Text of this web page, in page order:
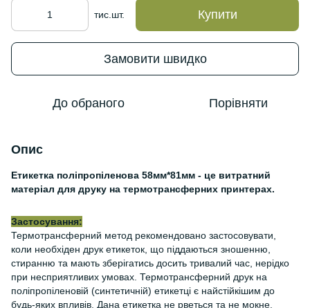
тис.шт. Купити
Замовити швидко
До обраного Порівняти
Опис
Етикетка поліпропіленова 58мм*81мм - це витратний
матеріал для друку на термотрансферних принтерах.
Застосування:
Термотрансферний метод рекомендовано застосовувати,
коли необхіден друк етикеток, що піддаються зношенню,
стиранню та мають зберігатись досить тривалий час, нерідко
при несприятливих умовах. Термотрансферний друк на
поліпропіленовій (синтетичній) етикетці є найстійкішим до
будь-яких впливів. Дана етикетка не рветься та не мокне.